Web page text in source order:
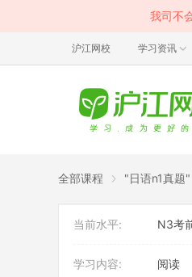
我司不
沪江网校 学习资讯
全部课程 "日语n1真题"
当前水平: N3考
学习内容: 阅读